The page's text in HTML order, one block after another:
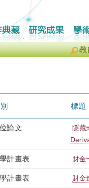
教
標題
論文
隱藏
計畫表 財金
計畫表 財金